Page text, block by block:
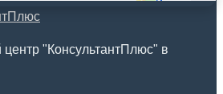
"КонсультантПлюс" в